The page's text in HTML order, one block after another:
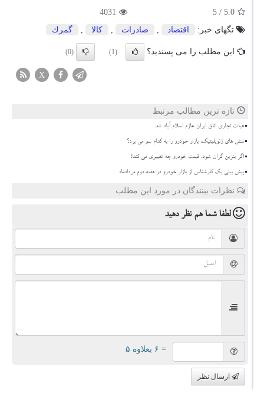
5.0
/ 5
4031
تگهای خبر:
اقتصاد , صادرات , كالا , گمرك
این مطلب را می پسندید؟ (1)
(0)
X
تازه ترین مطالب مرتبط
هیات تجاری اتاق ایران عازم اسلام آباد شد
تنش های ژئوپلیتیک، بازار خودرو را به کدام سو می برد؟
اگر بنزین گران شود، قیمت خودرو چه تغییری می کند؟
پیش بینی یک کارشناس از بازار خودرو در هفته دوم مردادماه
نظرات بینندگان در مورد این مطلب
لطفا شما همنظر دهید
= ۶ بعلاوه ۵
ارسال نظر